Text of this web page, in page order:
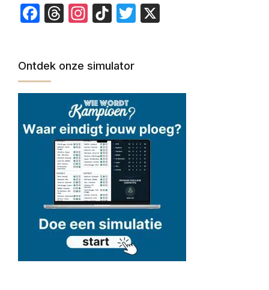
Facebook
Threads
Instagram
TikTokTwitter
Ontdek onze simulator